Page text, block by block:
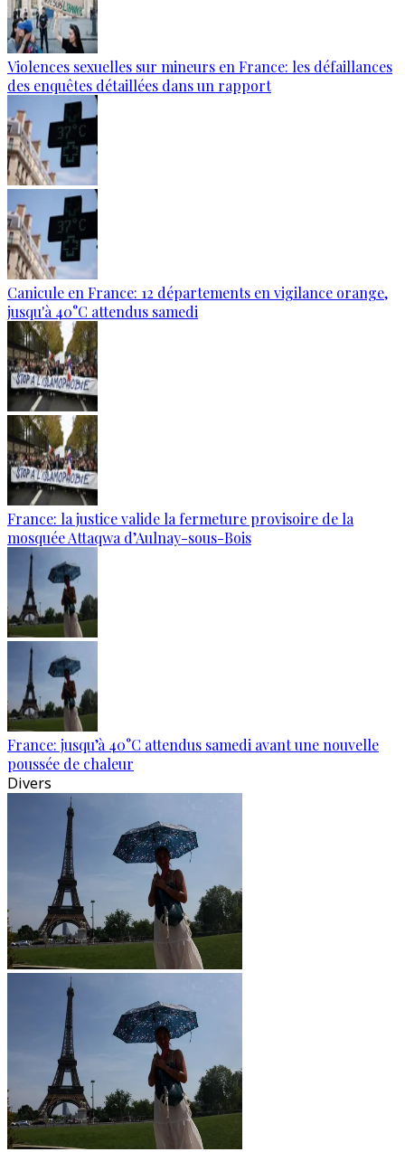
Violences sexuelles sur mineurs en France: les défaillances
des enquêtes détaillées dans un rapport
Canicule en France: 12 départements en vigilance orange,
jusqu'à 40°C attendus samedi
France: la justice valide la fermeture provisoire de la
mosquée Attaqwa d’Aulnay-sous-Bois
France: jusqu’à 40°C attendus samedi avant une nouvelle
poussée de chaleur
Divers